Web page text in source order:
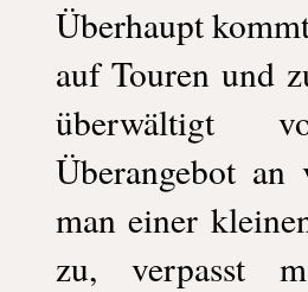
Überhaupt
auf Touren und
überwältigt
Überangebot an
man einer
zu, verpasst